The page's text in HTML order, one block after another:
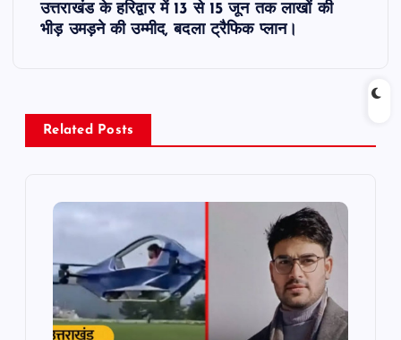
a
उत्तराखंड के हरिद्वार में 13 से 15 जून तक लाखों की
भीड़ उमड़ने की उम्मीद, बदला ट्रैफिक प्लान।
Related Posts